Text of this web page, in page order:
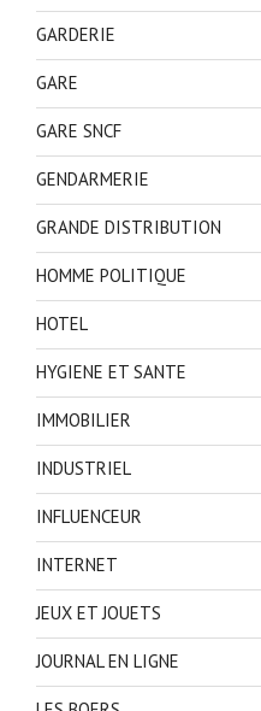
GARDERIE
GARE
GARE SNCF
GENDARMERIE
GRANDE DISTRIBUTION
HOMME POLITIQUE
HOTEL
HYGIENE ET SANTE
IMMOBILIER
INDUSTRIEL
INFLUENCEUR
INTERNET
JEUX ET JOUETS
JOURNAL EN LIGNE